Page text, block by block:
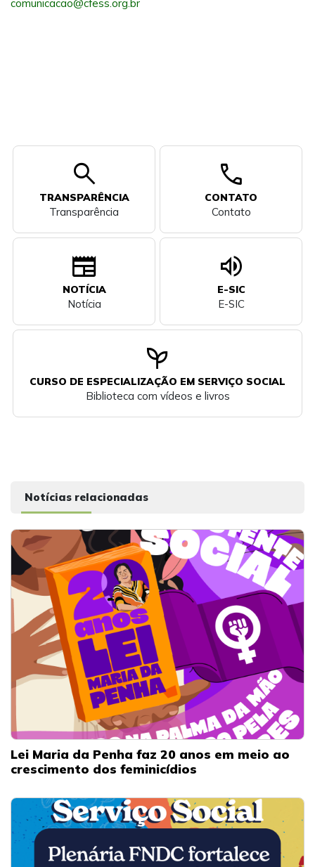
comunicacao@cfess.org.br
search
TRANSPARÊNCIA
Transparência
call
CONTATO
Contato
newspaper
NOTÍCIA
Notícia
volume_up
E-SIC
E-SIC
psychiatry
CURSO DE ESPECIALIZAÇÃO EM SERVIÇO SOCIAL
Biblioteca com vídeos e livros
Notícias relacionadas
Lei Maria da Penha faz 20 anos em meio ao
crescimento dos feminicídios